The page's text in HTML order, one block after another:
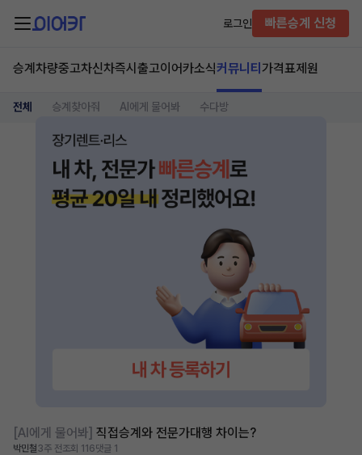
로그인 빠른승계 신청
승계차량중고차신차즉시출고이어카소식커뮤니티 가격표제원
전체 승계찾아줘 AI에게 물어봐 수다방
[AI에게 물어봐] 직접승계와 전문가대행 차이는?
박민철3주 전조회 116댓글 1